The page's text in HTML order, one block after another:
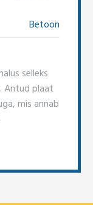
Betoon
selleks
Antud plaat
mis annab